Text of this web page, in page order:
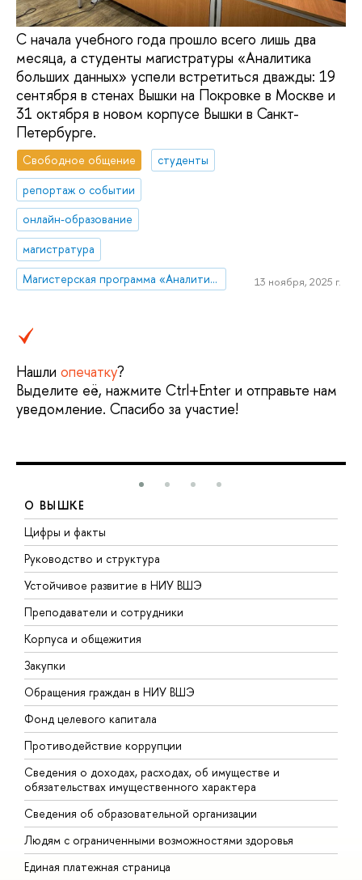
С начала учебного года прошло всего лишь два
месяца, а студенты магистратуры «Аналитика
больших данных» успели встретиться дважды: 19
сентября в стенах Вышки на Покровке в Москве и
31 октября в новом корпусе Вышки в Санкт-
Петербурге.
Свободное общение
студенты
репортаж о событии
онлайн-образование
магистратура
Магистерская программа «Аналитика больших данных»
13 ноября, 2025 г.
Нашли опечатку?
Выделите её, нажмите Ctrl+Enter и отправьте нам
уведомление. Спасибо за участие!
О ВЫШКЕ
Цифры и факты
Руководство и структура
Устойчивое развитие в НИУ ВШЭ
Преподаватели и сотрудники
Корпуса и общежития
Закупки
Обращения граждан в НИУ ВШЭ
Фонд целевого капитала
Противодействие коррупции
Сведения о доходах, расходах, об имуществе и
обязательствах имущественного характера
Сведения об образовательной организации
Людям с ограниченными возможностями здоровья
Единая платежная страница